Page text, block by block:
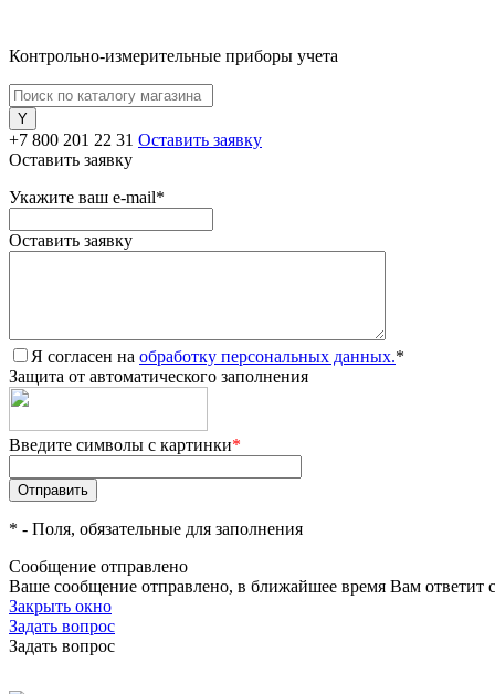
Контрольно-измерительные приборы учета
+7 800 201 22 31 Оставить заявку
Оставить заявку
Укажите ваш e-mail*
Оставить заявку
Я согласен на обработку персональных данных.*
Защита от автоматического заполнения
Введите символы с картинки*
* - Поля, обязательные для заполнения
Сообщение отправлено
Ваше сообщение отправлено, в ближайшее время Вам ответит
Закрыть окно
Задать вопрос
Задать вопрос